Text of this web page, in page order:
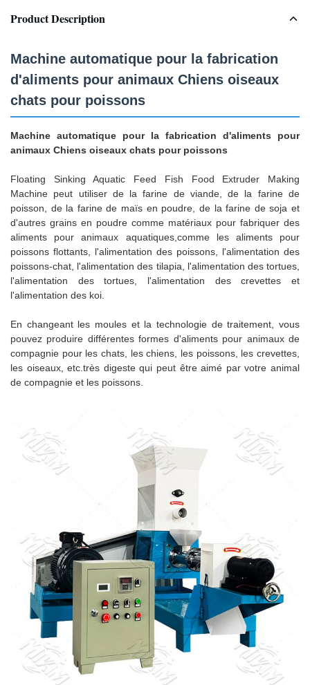
Product Description
Machine automatique pour la fabrication
d'aliments pour animaux Chiens oiseaux
chats pour poissons
Machine automatique pour la fabrication d'aliments pour
animaux Chiens oiseaux chats pour poissons
Floating Sinking Aquatic Feed Fish Food Extruder Making
Machine peut utiliser de la farine de viande, de la farine de
poisson, de la farine de maïs en poudre, de la farine de soja et
d'autres grains en poudre comme matériaux pour fabriquer des
aliments pour animaux aquatiques,comme les aliments pour
poissons flottants, l'alimentation des poissons, l'alimentation des
poissons-chat, l'alimentation des tilapia, l'alimentation des tortues,
l'alimentation des tortues, l'alimentation des crevettes et
l'alimentation des koi.
En changeant les moules et la technologie de traitement, vous
pouvez produire différentes formes d'aliments pour animaux de
compagnie pour les chats, les chiens, les poissons, les crevettes,
les oiseaux, etc.très digeste qui peut être aimé par votre animal
de compagnie et les poissons.